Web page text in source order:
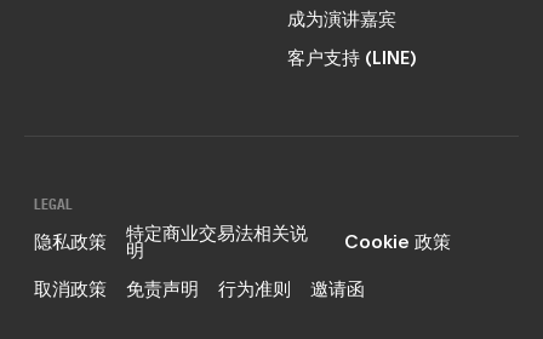
成为演讲嘉宾
客户支持 (LINE)
LEGAL
隐私政策 特定商业交易法相关说
明
Cookie 政策
取消政策
免责声明 行为准则 邀请函